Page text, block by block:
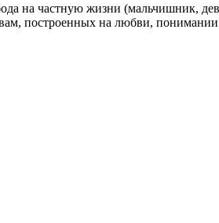
на частную жизни (мальчишник,
построенных на любви,